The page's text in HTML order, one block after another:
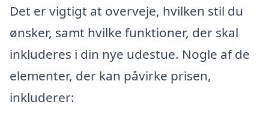
Det er vigtigt at overveje, hvilken stil du
ønsker, samt hvilke funktioner, der skal
inkluderes i din nye udestue. Nogle af de
elementer, der kan påvirke prisen,
inkluderer: